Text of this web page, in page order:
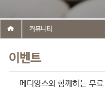
이벤트
커뮤니티
메디앙스와 함께하는 무